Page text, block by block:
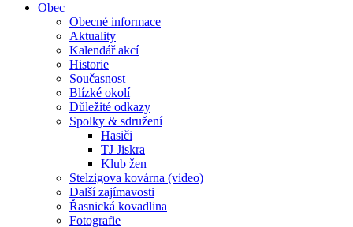
Obec
Obecné informace
Aktuality
Kalendář akcí
Historie
Současnost
Blízké okolí
Důležité odkazy
Spolky & sdružení
Hasiči
TJ Jiskra
Klub žen
Stelzigova kovárna (video)
Další zajímavosti
Řasnická kovadlina
Fotografie